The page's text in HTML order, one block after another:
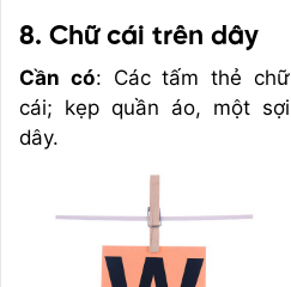
8. Chữ cái trên dây
Cần có: Các tấm thẻ chữ
cái; kẹp quần áo, một sợi
dây.